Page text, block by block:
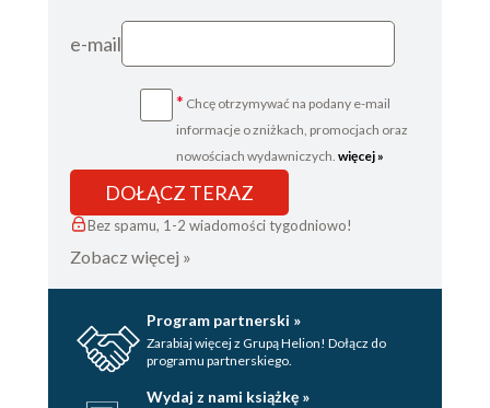
e-mail
* Chcę otrzymywać na podany e-mail
informacje o zniżkach, promocjach oraz
nowościach wydawniczych. więcej »
DOŁĄCZ TERAZ
Bez spamu, 1-2 wiadomości tygodniowo!
Zobacz więcej »
Program partnerski »
Zarabiaj więcej z Grupą Helion! Dołącz do
programu partnerskiego.
Wydaj z nami książkę »